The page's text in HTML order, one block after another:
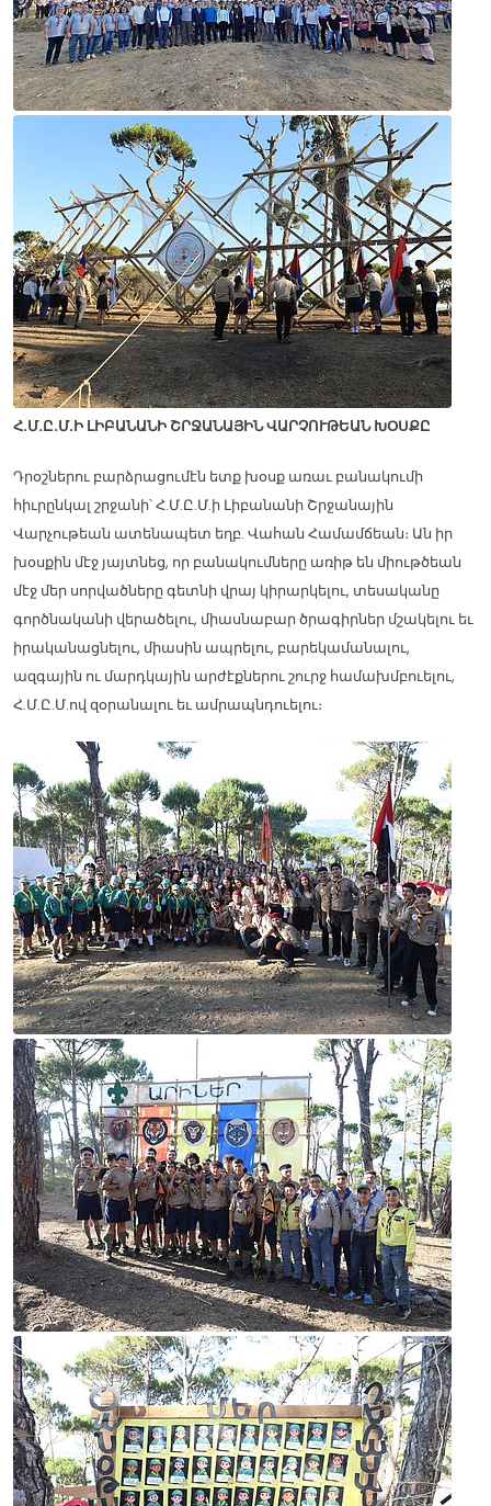
Հ.Մ.Ը.Մ.Ի ԼԻԲԱՆԱՆԻ ՇՐՋԱՆԱՅԻՆ ՎԱՐՉՈՒԹԵԱՆ ԽՕՍՔԸ
Դրօշներու բարձրացումէն ետք խօսք առաւ բանակումի
հիւրընկալ շրջանի՝ Հ.Մ.Ը.Մ.ի Լիբանանի Շրջանային
Վարչութեան ատենապետ եղբ. Վահան Համամճեան։ Ան իր
խօսքին մէջ յայտնեց, որ բանակումները առիթ են միութծեան
մէջ մեր սորվածները գետնի վրայ կիրարկելու, տեսականը
գործնականի վերածելու, միասնաբար ծրագիրներ մշակելու եւ
իրականացնելու, միասին ապրելու, բարեկամանալու,
ազգային ու մարդկային արժէքներու շուրջ համախմբուելու,
Հ.Մ.Ը.Մ.ով զօրանալու եւ ամրապնդուելու։